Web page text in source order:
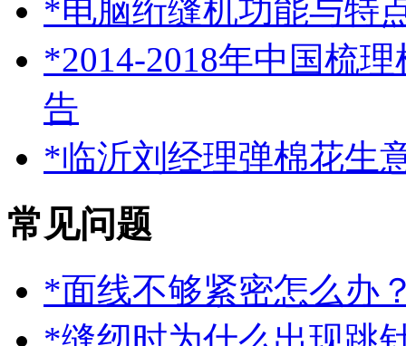
*电脑绗缝机功能与特
*2014-2018年中国梳
告
*临沂刘经理弹棉花生
常见问题
*面线不够紧密怎么办